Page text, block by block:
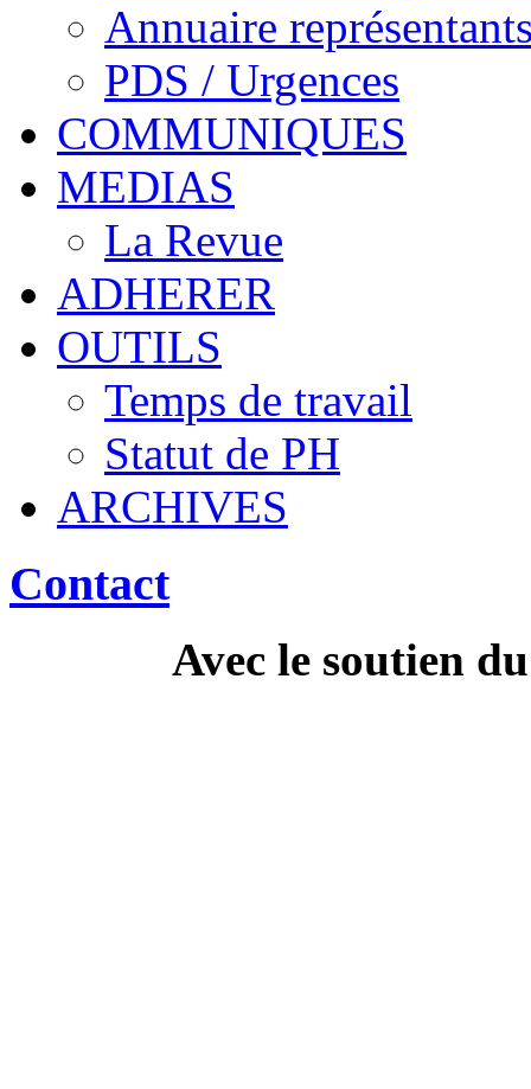
Annuaire
PDS / Urgences
COMMUNIQUES
MEDIAS
La Revue
ADHERER
OUTILS
Temps de travail
Statut de PH
ARCHIVES
Contact
Avec le soutien